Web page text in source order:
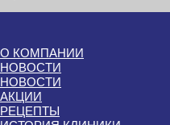
О КОМПАНИИ
НОВОСТИ
НОВОСТИ
АКЦИИ
РЕЦЕПТЫ